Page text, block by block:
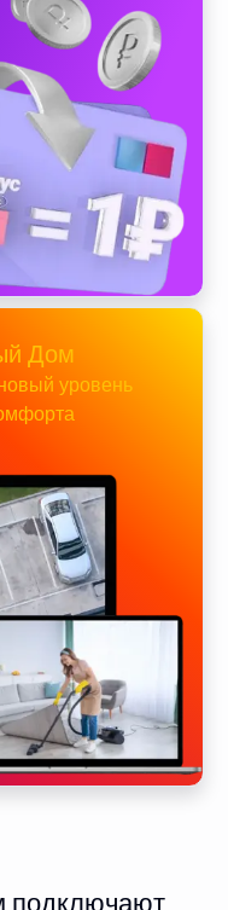
Дом
уровень
подключают